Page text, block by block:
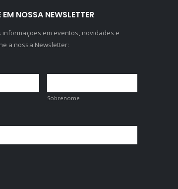
NOSSA NEWSLETTER
informações em eventos, novidades e
a nossa Newsletter:
Sobrenome